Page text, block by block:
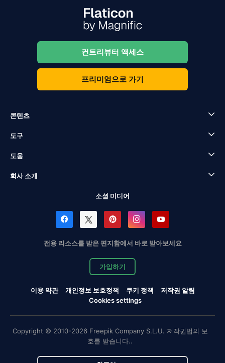
컨트리뷰터 액세스
프리미엄으로 가기
콘텐츠
도구
도움
회사 소개
소셜 미디어
전용 리소스를 받은 편지함에서 바로 받아보세요
가입하기
이용 약관 개인정보 보호정책 쿠키 정책
저작권 알림
Cookies settings
Copyright © 2010-2026 Freepik Company S.L.U. 저작권법의 보
호를 받습니다..